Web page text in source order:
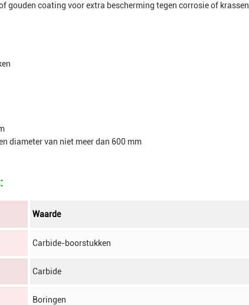
gouden coating voor extra bescherming tegen corrosie of krassen.
diameter van niet meer dan 600 mm
Waarde
Carbide-boorstukken
Carbide
Boringen